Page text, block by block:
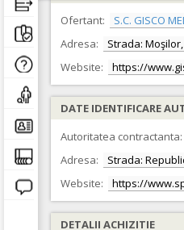
Ofertant:
S.C. GISCO
Adresa:
Strada:
Website:
https://
DATE IDENTIFICARE
Autoritatea contractanta:
Adresa:
Strada:
Website:
https://
DETALII ACHIZITIE